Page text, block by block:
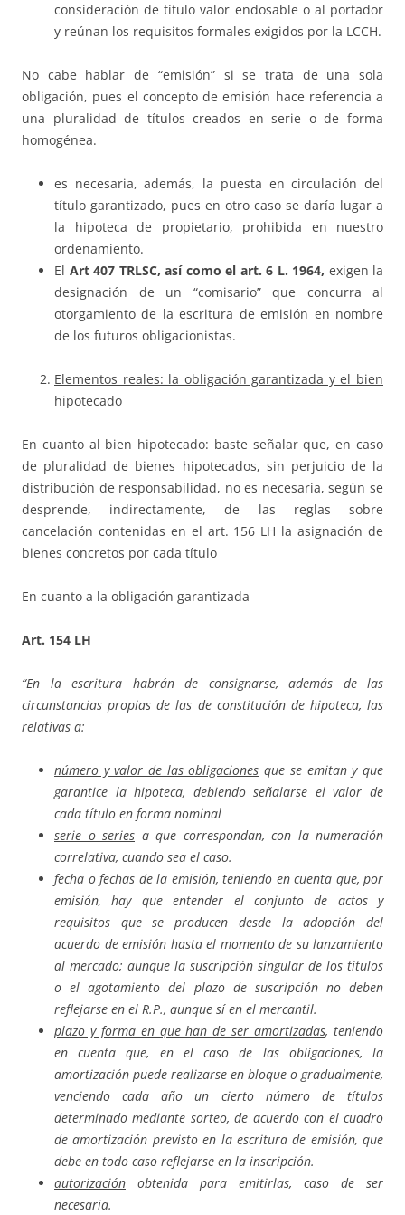
consideración de título valor endosable o al portador
y reúnan los requisitos formales exigidos por la LCCH.
No cabe hablar de “emisión” si se trata de una sola
obligación, pues el concepto de emisión hace referencia a
una pluralidad de títulos creados en serie o de forma
homogénea.
es necesaria, además, la puesta en circulación del
título garantizado, pues en otro caso se daría lugar a
la hipoteca de propietario, prohibida en nuestro
ordenamiento.
El Art 407 TRLSC, así como el art. 6 L. 1964, exigen la
designación de un “comisario” que concurra al
otorgamiento de la escritura de emisión en nombre
de los futuros obligacionistas.
Elementos reales: la obligación garantizada y el bien
hipotecado
En cuanto al bien hipotecado: baste señalar que, en caso
de pluralidad de bienes hipotecados, sin perjuicio de la
distribución de responsabilidad, no es necesaria, según se
desprende, indirectamente, de las reglas sobre
cancelación contenidas en el art. 156 LH la asignación de
bienes concretos por cada título
En cuanto a la obligación garantizada
Art. 154 LH
“En la escritura habrán de consignarse, además de las
circunstancias propias de las de constitución de hipoteca, las
relativas a:
número y valor de las obligaciones que se emitan y que
garantice la hipoteca, debiendo señalarse el valor de
cada título en forma nominal
serie o series a que correspondan, con la numeración
correlativa, cuando sea el caso.
fecha o fechas de la emisión, teniendo en cuenta que, por
emisión, hay que entender el conjunto de actos y
requisitos que se producen desde la adopción del
acuerdo de emisión hasta el momento de su lanzamiento
al mercado; aunque la suscripción singular de los títulos
o el agotamiento del plazo de suscripción no deben
reflejarse en el R.P., aunque sí en el mercantil.
plazo y forma en que han de ser amortizadas, teniendo
en cuenta que, en el caso de las obligaciones, la
amortización puede realizarse en bloque o gradualmente,
venciendo cada año un cierto número de títulos
determinado mediante sorteo, de acuerdo con el cuadro
de amortización previsto en la escritura de emisión, que
debe en todo caso reflejarse en la inscripción.
autorización obtenida para emitirlas, caso de ser
necesaria.